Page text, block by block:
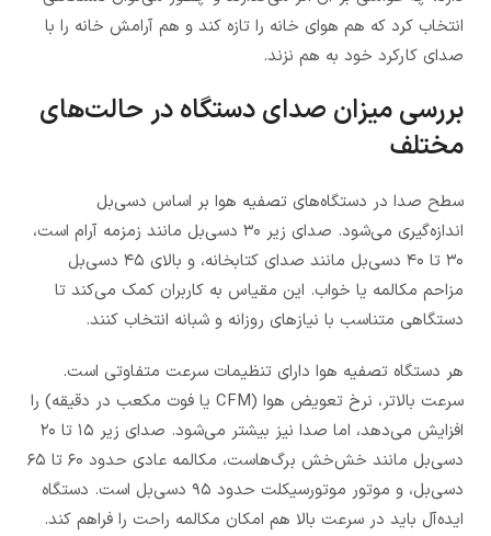
انتخاب کرد که هم هوای خانه را تازه کند و هم آرامش خانه را با
صدای کارکرد خود به هم نزند.
بررسی میزان صدای دستگاه در حالت‌های
مختلف
سطح صدا در دستگاه‌های تصفیه هوا بر اساس دسی‌بل
اندازه‌گیری می‌شود. صدای زیر ۳۰ دسی‌بل مانند زمزمه آرام است،
۳۰ تا ۴۰ دسی‌بل مانند صدای کتابخانه، و بالای ۴۵ دسی‌بل
مزاحم مکالمه یا خواب. این مقیاس به کاربران کمک می‌کند تا
دستگاهی متناسب با نیازهای روزانه و شبانه انتخاب کنند.
هر دستگاه تصفیه هوا دارای تنظیمات سرعت متفاوتی است.
سرعت بالاتر، نرخ تعویض هوا (CFM یا فوت مکعب در دقیقه) را
افزایش می‌دهد، اما صدا نیز بیشتر می‌شود. صدای زیر ۱۵ تا ۲۰
دسی‌بل مانند خش‌خش برگ‌هاست، مکالمه عادی حدود ۶۰ تا ۶۵
دسی‌بل، و موتور موتورسیکلت حدود ۹۵ دسی‌بل است. دستگاه
ایده‌آل باید در سرعت بالا هم امکان مکالمه راحت را فراهم کند.